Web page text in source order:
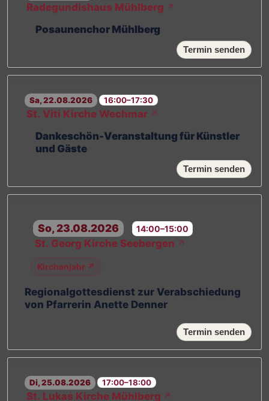
Radegundishaus Mühlberg ↗
Posaunenchor Mühlberg
Termin senden
Sa, 22.08.2026 16:00–17:30
St. Viti Kirche Wechmar ↗
Dankeschön-Veranstaltung für Künstler
und Gäste
Termin senden
So, 23.08.2026 14:00–15:00
St. Georg Kirche Seebergen ↗
Kirchenjahr ↗
Regionalgottesdienst zur Verabschiedung
von Pfarrerin Anette Denner
Termin senden
Di, 25.08.2026 17:00–18:00
St. Lukas Kirche Mühlberg ↗